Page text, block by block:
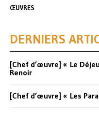
ŒUVRES
DERNIERS
[Chef d’œuvre] « Le
Renoir
[Chef d’œuvre] « Les